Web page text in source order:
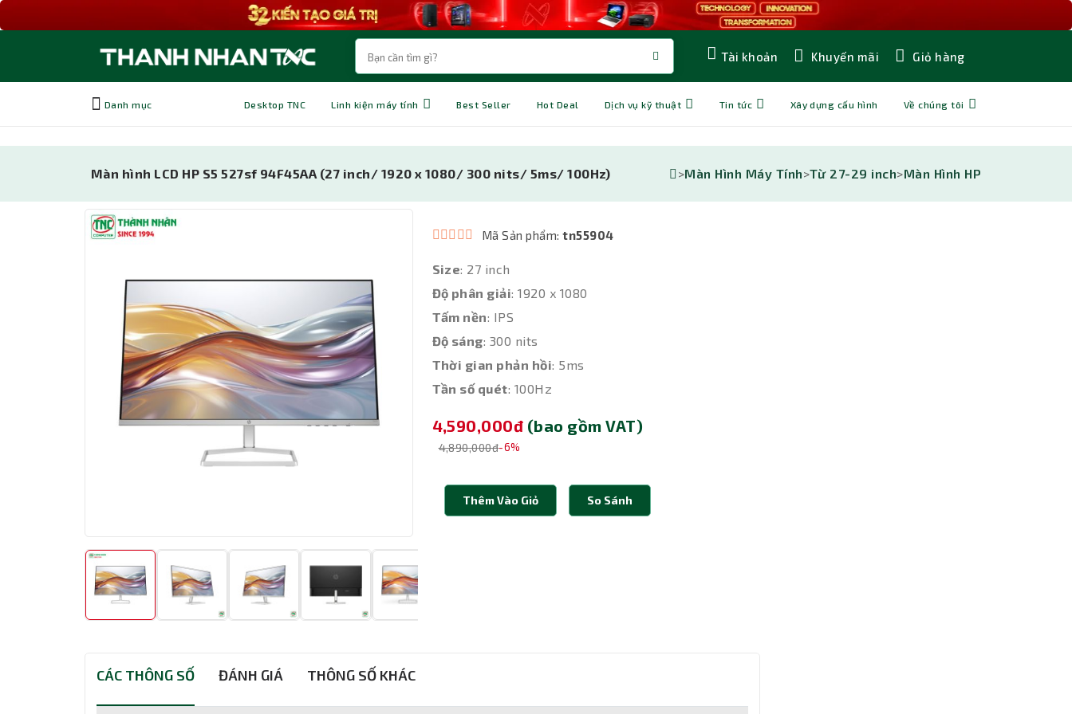
Tài khoản Khuyến mãi Giỏ hàng
Danh mục Desktop TNC Linh kiện máy tính Best Seller Hot Deal Dịch vụ kỹ thuật Tin tức Xây dựng cấu hình Về chúng tôi
Màn hình LCD HP S5 527sf 94F45AA (27 inch/ 1920 x 1080/ 300 nits/ 5ms/ 100Hz) >Màn Hình Máy Tính>Từ 27-29 inch>Màn Hình HP
Mã Sản phẩm:tn55904
Size: 27 inch
Độ phân giải: 1920 x 1080
Tấm nền: IPS
Độ sáng: 300 nits
Thời gian phản hồi: 5ms
Tần số quét: 100Hz
4,590,000đ (bao gồm VAT)
4,890,000đ-6%
Thêm Vào Giỏ So Sánh
CÁC THÔNG SỐ ĐÁNH GIÁ THÔNG SỐ KHÁC